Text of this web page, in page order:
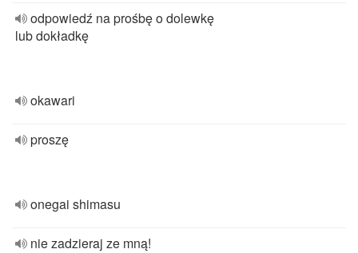
odpowiedź na prośbę o dolewkę
lub dokładkę
okawari
proszę
onegai shimasu
nie zadzieraj ze mną!